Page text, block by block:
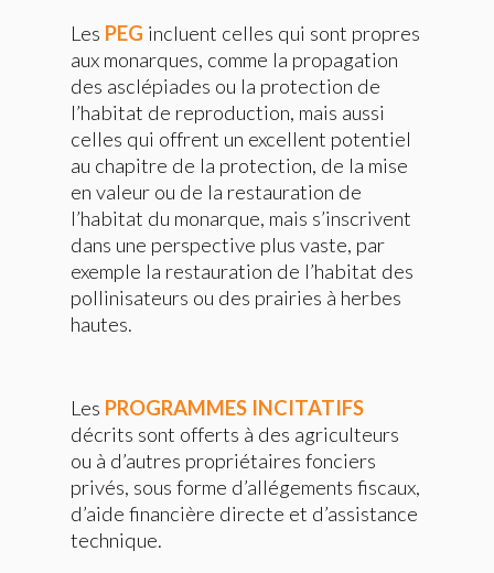
Les PEG incluent celles qui sont propres
aux monarques, comme la propagation
des asclépiades ou la protection de
l’habitat de reproduction, mais aussi
celles qui offrent un excellent potentiel
au chapitre de la protection, de la mise
en valeur ou de la restauration de
l’habitat du monarque, mais s’inscrivent
dans une perspective plus vaste, par
exemple la restauration de l’habitat des
pollinisateurs ou des prairies à herbes
hautes.
Les PROGRAMMES INCITATIFS
décrits sont offerts à des agriculteurs
ou à d’autres propriétaires fonciers
privés, sous forme d’allégements fiscaux,
d’aide financière directe et d’assistance
technique.